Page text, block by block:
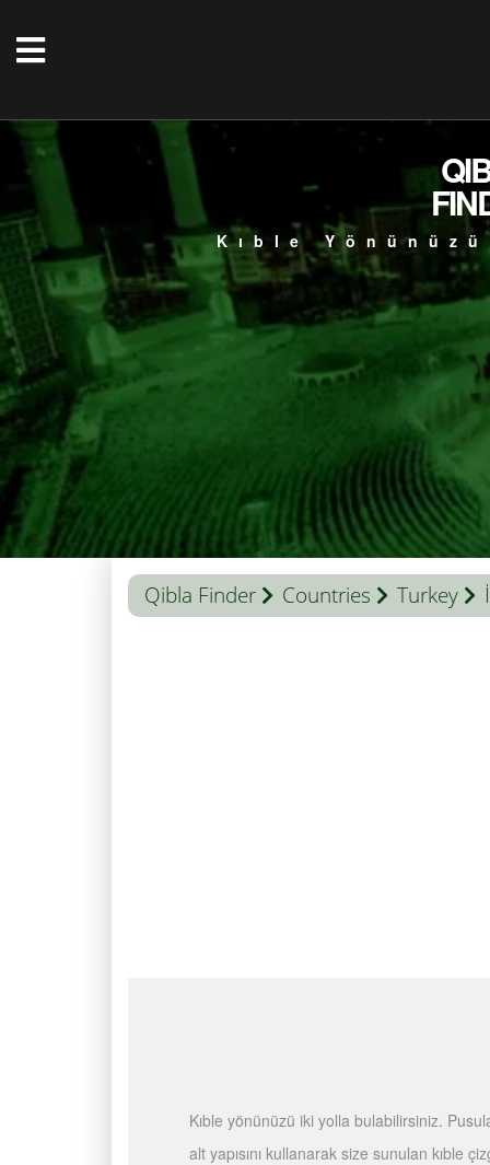
Kıble
Qibla Finder Countries Turkey
Kıble yönünüzü iki yolla bulabilirsiniz.
alt yapısını kullanarak size sunulan kıble